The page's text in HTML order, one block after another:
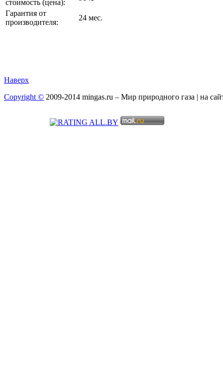
стоимость (цена):
Гарантия от
производителя:
24 мес.
Наверх
Copyright © 2009-2014 mingas.ru – Мир природного газа | на